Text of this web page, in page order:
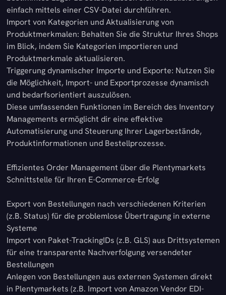
einfach mittels einer CSV-Datei durchführen.
Import von Kategorien und Aktualisierung von
Produktmerkmalen: Behalten Sie die Struktur Ihres Shops
im Blick, indem Sie Kategorien importieren und
Produktmerkmale aktualisieren.
Triggerung dynamischer Importe und Exporte: Nutzen Sie
die Möglichkeit, Import- und Exportprozesse dynamisch
und bedarfsorientiert auszulösen.
Diese umfassenden Funktionen im Bereich des Inventory
Managements ermöglicht dir eine effektive
Automatisierung und Steuerung Ihrer Lagerbestände,
Produktinformationen und Bestellprozesse.
Effizientes Order Management über die Plentymarkets
Schnittstelle für Ihren E-Commerce-Erfolg
Export von Bestellungen nach verschiedenen Kriterien
(z.B. Status) für die problemlose Übertragung in externe
Systeme
Import von Paket-TrackingIDs (z.B. GLS) aus Drittsystemen
für eine transparente Nachverfolgung versendeter
Bestellungen
Anlegen von Bestellungen aus externen Systemen direkt
in Plentymarkets (z.B. Import von Amazon Vendor EDI-